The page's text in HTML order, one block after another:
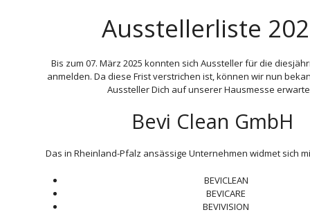
Ausstellerliste
Bis zum 07. März 2025 konnten sich Aussteller für die
anmelden. Da diese Frist verstrichen ist, können wir nun
Aussteller Dich auf unserer Hausmesse
Bevi Clean GmbH
Das in Rheinland-Pfalz ansässige Unternehmen widmet sich
BEVICLEAN
BEVICARE
BEVIVISION